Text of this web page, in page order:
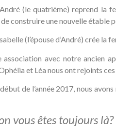
(le quatrième) reprend la
de construire une nouvelle
(l’épouse d’André) crée la
association avec notre ancien
et Léa nous ont rejoints
de l’année 2017, nous
vous êtes toujours là?